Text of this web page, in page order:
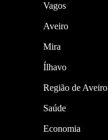
Vagos
Aveiro
Mira
Ílhavo
Região de Aveiro
Saúde
Economia